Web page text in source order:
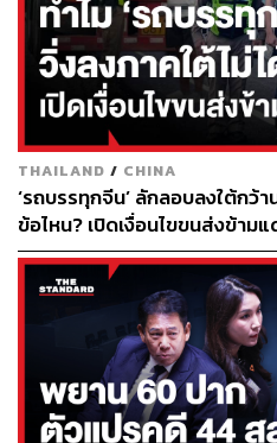
ในรายงานของ The
เมอร์ยอมฟังครม. แต่ก็มีความ
ทิศทางไหนเพื่อพรรคและประ
ว่า จะทำอย่างไรต่อก่อนการ
ขณะที่ สส.บางส่วนเตือนว่า กา
ทางพรรค Reform UK ส่วนสส.
ในพรรคเลเบอร์ ไม่มีใครได้เรื่อ
ทำอะไรอยู่ จนไม่แน่ใจแล้วว่า
ทั้งนี้ ฝ่ายค้านในพรรคเลเบอร์ต้
ชื่อขึ้นไปเพื่อเปลี่ยนตัวผู้นำ ซึ่ง
รวบรวมได้ครบหรือไม่ โดย ส
กระทรวงสาธารณสุขให้สัมภ
ดันให้สตาร์เมอร์ลาออกในการ
THAILAND / CHINA
‘รถบรรทุกจีน’ ลักลอบลงใต้กว้
ข้อไหน? เปิดเงื่อนไขขนส่งข้าม